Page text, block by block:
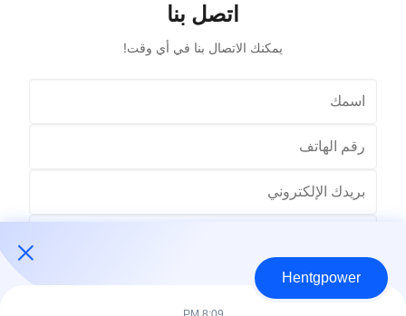
اتصل بنا
يمكنك الاتصال بنا في أي وقت!
Hentgpower